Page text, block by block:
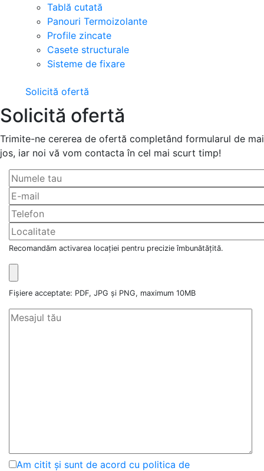
Tablă cutată
Panouri Termoizolante
Profile zincate
Casete structurale
Sisteme de fixare
Solicită ofertă
Solicită ofertă
Trimite-ne cererea de ofertă completând formularul de mai
jos, iar noi vă vom contacta în cel mai scurt timp!
Recomandăm activarea locației pentru precizie îmbunătățită.
Fișiere acceptate: PDF, JPG și PNG, maximum 10MB
Am citit și sunt de acord cu politica de